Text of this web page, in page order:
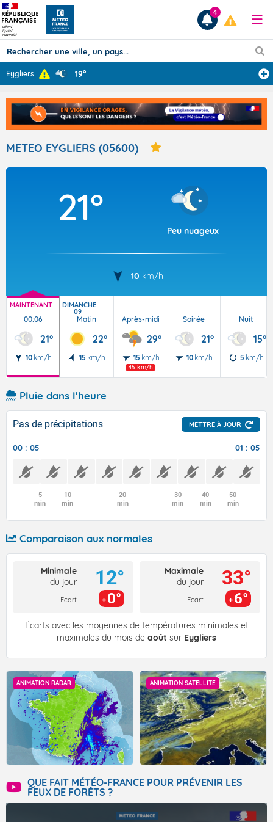
Prévisions
TOUS LES RÉSULTATS
Articles
4
Eygliers 19°
METEO EYGLIERS (05600)
21°
Peu nuageux
10 km/h
MAINTENANT
00:06
21°
10 km/h
DIMANCHE
09
Matin
22°
15 km/h
Après-midi
29°
15 km/h
45 km/h
Soirée
21°
10 km/h
Nuit
15°
5 km/h
Pluie dans l'heure
Pas de précipitations METTRE À JOUR
00 : 05 01 : 05
5
min
10
min
20
min
30
min
40
min
50
min
Comparaison aux normales
Minimale
du jour
Ecart
12°
0°
Maximale
du jour
Ecart
33°
6°
Écarts avec les moyennes de températures minimales et
maximales du mois de août sur Eygliers
ANIMATION RADAR ANIMATION SATELLITE
QUE FAIT MÉTÉO-FRANCE POUR PRÉVENIR LES
FEUX DE FORÊTS ?